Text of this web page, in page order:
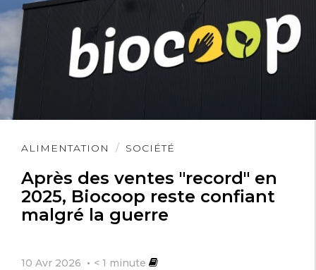
ALIMENTATION SOCIÉTÉ
Après des ventes "record" en
2025, Biocoop reste confiant
malgré la guerre
10 Avr 2026 < 1 minute
Lire